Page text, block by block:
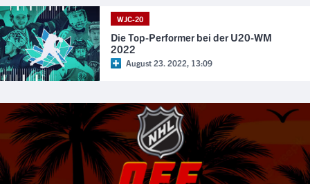
WJC-20
Die Top-Performer bei der U20-WM
2022
August 23. 2022, 13:09